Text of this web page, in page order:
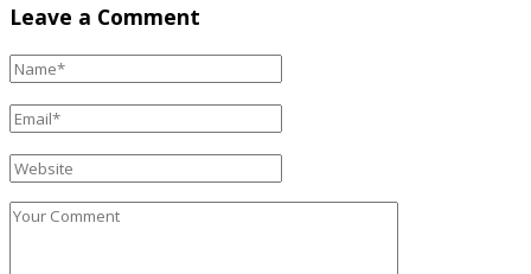
Leave a Comment